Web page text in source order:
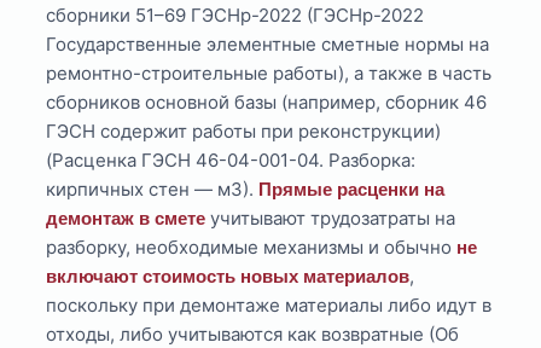
сборники 51–69 ГЭСНр-2022 (ГЭСНр-2022
Государственные элементные сметные нормы на
ремонтно-строительные работы), а также в часть
сборников основной базы (например, сборник 46
ГЭСН содержит работы при реконструкции)
(Расценка ГЭСН 46-04-001-04. Разборка:
кирпичных стен — м3). Прямые расценки на
демонтаж в смете учитывают трудозатраты на
разборку, необходимые механизмы и обычно не
включают стоимость новых материалов,
поскольку при демонтаже материалы либо идут в
отходы, либо учитываются как возвратные (Об